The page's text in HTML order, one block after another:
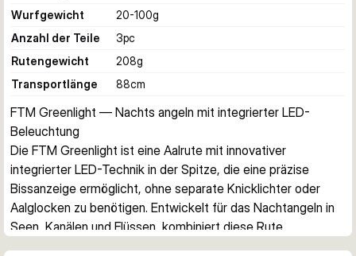
Wurfgewicht
20-100g
Anzahl der Teile
3pc
Rutengewicht
208g
Transportlänge
88cm
FTM Greenlight — Nachts angeln mit integrierter LED-
Beleuchtung
Die FTM Greenlight ist eine Aalrute mit innovativer
integrierter LED-Technik in der Spitze, die eine präzise
Bissanzeige ermöglicht, ohne separate Knicklichter oder
Aalglocken zu benötigen. Entwickelt für das Nachtangeln in
Seen, Kanälen und Flüssen, kombiniert diese Rute